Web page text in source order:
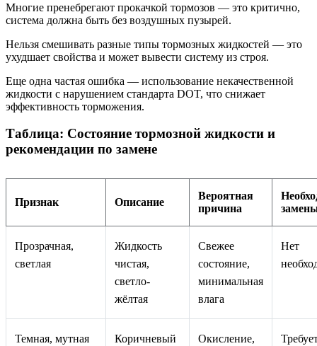
Многие пренебрегают прокачкой тормозов — это критично,
система должна быть без воздушных пузырей.
Нельзя смешивать разные типы тормозных жидкостей — это
ухудшает свойства и может вывести систему из строя.
Еще одна частая ошибка — использование некачественной
жидкости с нарушением стандарта DOT, что снижает
эффективность торможения.
Таблица: Состояние тормозной жидкости и
рекомендации по замене
Признак Описание
Вероятная
причина
Прозрачная,
светлая
Жидкость
чистая,
светло-
жёлтая
Свежее
состояние,
минимальная
влага
Нет
Темная, мутная
Коричневый
Окисление,